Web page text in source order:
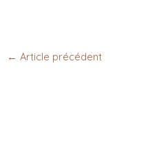
← Article précédent